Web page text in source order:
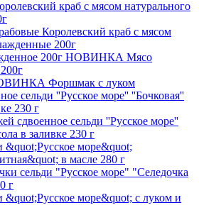
Королевский краб с мясом
200г
НОВИНКА Мясо
Форшмак с луком
сдвоенное сельди ''Русское море''
в заливке 230 г
сельди "Русское море" "Селедочка
г